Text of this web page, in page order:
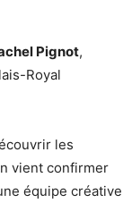
Pignot,
Royal
les
vient confirmer
équipe créative